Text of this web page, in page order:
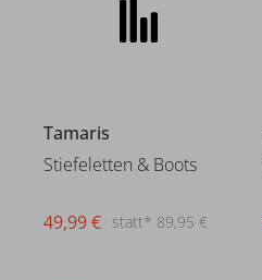
Tamaris
Stiefeletten & Boots
statt* 89,95 €
49,99 €